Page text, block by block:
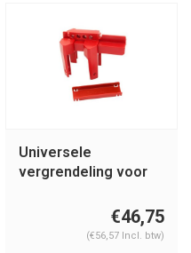
Universele
vergrendeling voor
€46,75
(€56,57 Incl. btw)